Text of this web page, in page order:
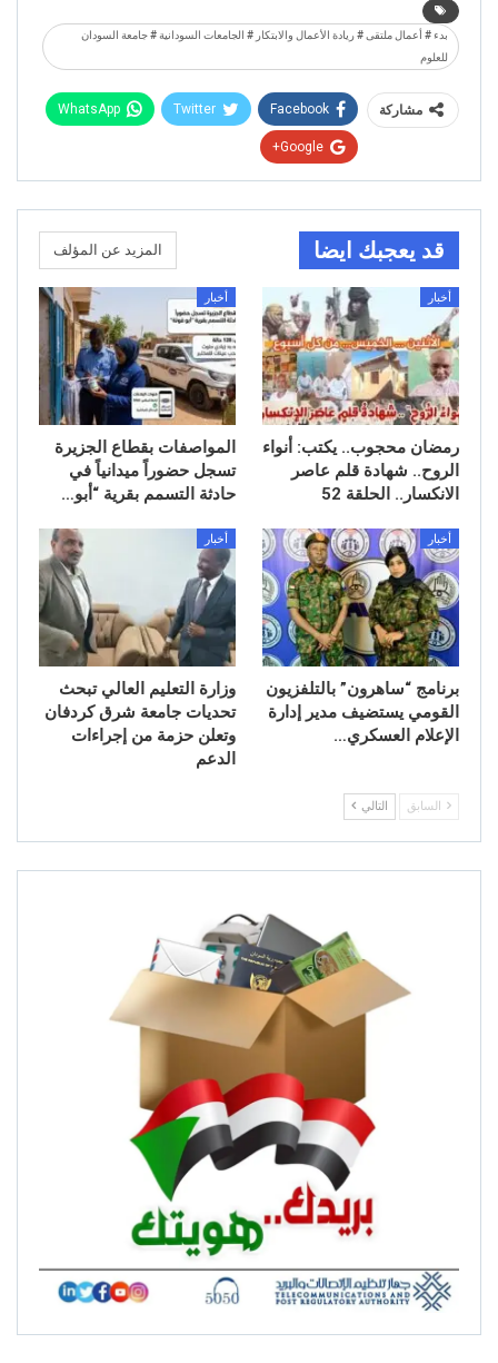
بدء # أعمال ملتقى # ريادة الأعمال والابتكار # الجامعات السودانية # جامعة السودان
للعلوم
مشاركة Facebook
Twitter
WhatsApp
Google+
قد يعجبك ايضا المزيد عن المؤلف
أخبار
رمضان محجوب.. يكتب: أنواء
الروح.. شهادة قلم عاصر
الانكسار.. الحلقة 52
أخبار
المواصفات بقطاع الجزيرة
تسجل حضوراً ميدانياً في
حادثة التسمم بقرية “أبو…
أخبار
برنامج “ساهرون” بالتلفزيون
القومي يستضيف مدير إدارة
الإعلام العسكري…
أخبار
وزارة التعليم العالي تبحث
تحديات جامعة شرق كردفان
وتعلن حزمة من إجراءات
الدعم
السابق التالي